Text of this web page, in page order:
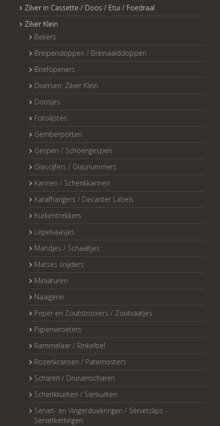
Zilver in Cassette / Doos / Etui / Foedraal
Zilver Klein
Bekers
Breipendoppen / Breinaalddoppen
Briefopeners
Diversen: Zilver Klein
Doosjes
Fotolijsten
Gemberpotten
Gespen / Schoengespen
Glascijfers / Glasnummers
Kannen / Schenkkannen
Karafhangers / Decanter Labels
Kurkentrekkers
Lepelvaasjes
Mandjes / Schaaltjes
Matses snijders
Miniaturen
Naaigerei
Peper en Zoutstrooiers / Zoutvaatjes
Pijpenwroeters
Rammelaar / Rinkelbel
Rozenkransen / Paternosters
Scharen / Druivenscharen
Schenkkurken / Sierkurken
Servet- en Vingerdoekringen / Servetclips -
Servetkettingen